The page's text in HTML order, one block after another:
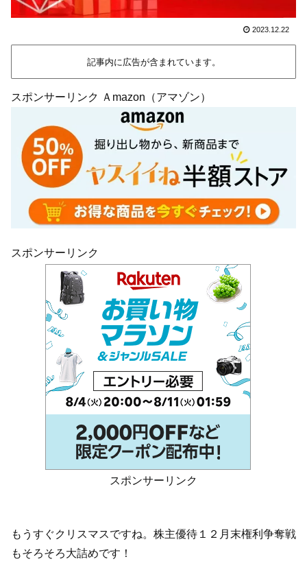
2023.12.22
記事内に広告が含まれています。
スポンサーリンク Ａmazon（アマゾン）
スポンサーリンク
スポンサーリンク
もうすぐクリスマスですね。株主優待１２月末権利争奪戦
もそろそろ大詰めです！